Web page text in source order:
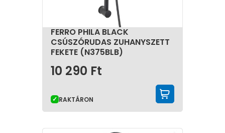
FERRO PHILA BLACK
CSÚSZÓRUDAS ZUHANYSZETT
FEKETE (N375BLB)
10 290 Ft
RAKTÁRON